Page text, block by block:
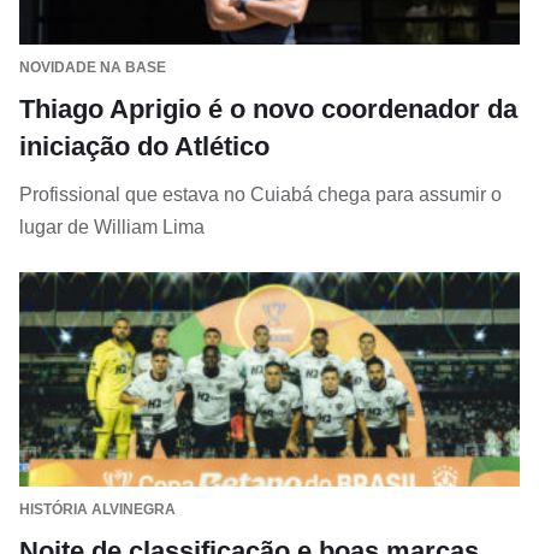
NOVIDADE NA BASE
Thiago Aprigio é o novo coordenador da
iniciação do Atlético
Profissional que estava no Cuiabá chega para assumir o
lugar de William Lima
HISTÓRIA ALVINEGRA